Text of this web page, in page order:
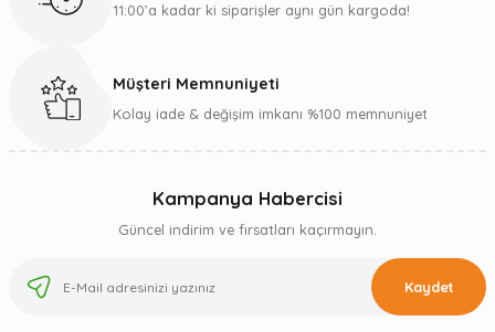
11:00’a kadar ki siparişler aynı gün kargoda!
Müşteri Memnuniyeti
Kolay iade & değişim imkanı %100 memnuniyet
Kampanya Habercisi
Güncel indirim ve fırsatları kaçırmayın.
Kaydet